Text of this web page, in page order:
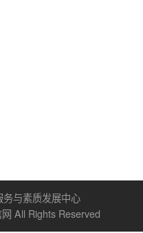
与素质发展中心
All Rights Reserved